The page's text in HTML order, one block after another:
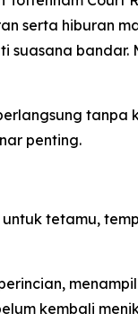
serta hiburan
tanpa
penting.
tetamu,
kembali